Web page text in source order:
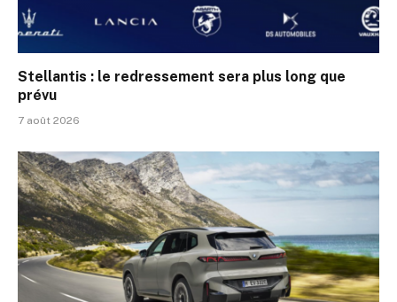
Stellantis : le redressement sera plus long que
prévu
7 août 2026